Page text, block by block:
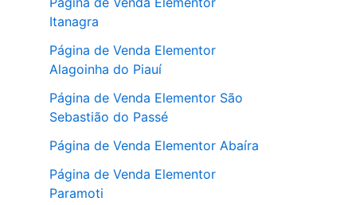
Itanagra
Página de Venda Elementor
Alagoinha do Piauí
Página de Venda Elementor São
Sebastião do Passé
Página de Venda Elementor Abaíra
Página de Venda Elementor
Paramoti